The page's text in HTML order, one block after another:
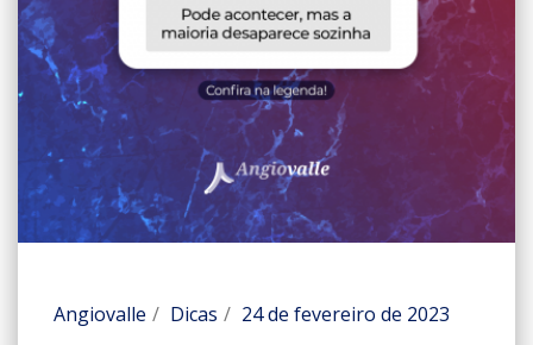
Angiovalle Dicas 24 de fevereiro de 2023